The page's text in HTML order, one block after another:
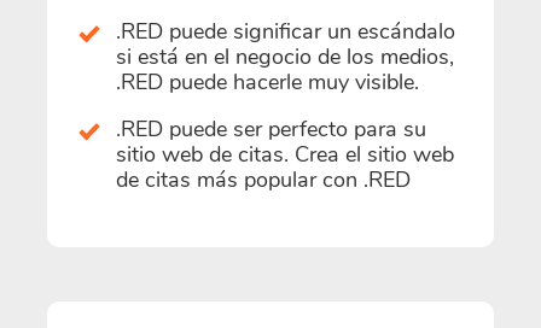
.RED puede significar un escándalo
si está en el negocio de los medios,
.RED puede hacerle muy visible.
.RED puede ser perfecto para su
sitio web de citas. Crea el sitio web
de citas más popular con .RED